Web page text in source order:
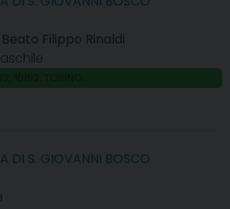
Filippo Rinaldi
DI S. GIOVANNI BOSCO